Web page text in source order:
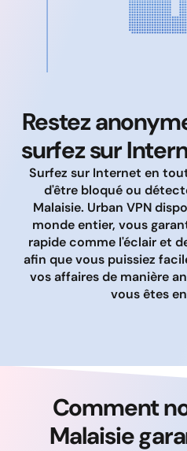
Restez
surfez sur
Surfez sur Internet en
d'être bloqué ou
Malaisie. Urban VPN
monde entier, vous
rapide comme l'éclair et
afin que vous puissiez
vos affaires de manière
vous êtes
Comment
Malaisie